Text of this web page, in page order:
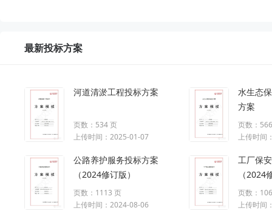
最新投标方案
河道清淤工程投标方案
页数：534 页
上传时间：2025-01-07
水生态
方案
页数：
上传时间
公路养护服务投标方案
（2024修订版）
页数：1113 页
上传时间：2024-08-06
工厂保
（2024
页数：
上传时间